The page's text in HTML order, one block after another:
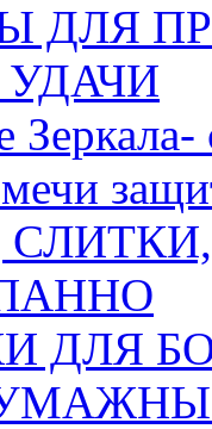
ДЛЯ
ДЛЯ